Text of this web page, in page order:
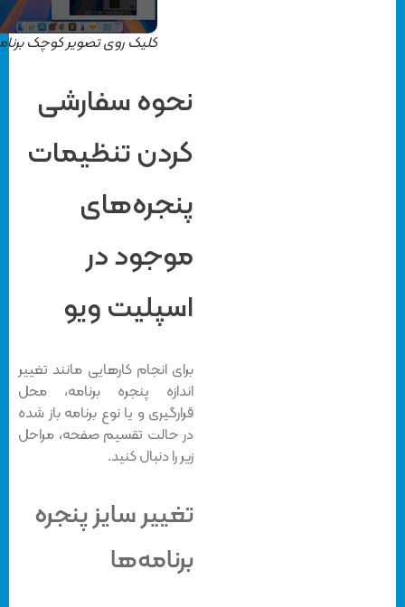
کلیک روی تصویر کوچک برنامه
نحوه سفارشی
کردن تنظیمات
پنجره‌های
موجود در
اسپلیت ویو
برای انجام کارهایی مانند تغییر
اندازه پنجره برنامه، محل
قرارگیری و یا نوع برنامه باز شده
در حالت تقسیم صفحه، مراحل
زیر را دنبال کنید.
تغییر سایز پنجره
برنامه‌ها